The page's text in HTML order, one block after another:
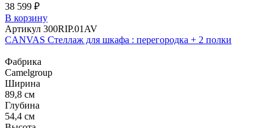
38 599 ₽
В корзину
Артикул 300RIP.01AV
CANVAS Стеллаж для шкафа : перегородка + 2 полки
Фабрика
Camelgroup
Ширина
89,8 см
Глубина
54,4 см